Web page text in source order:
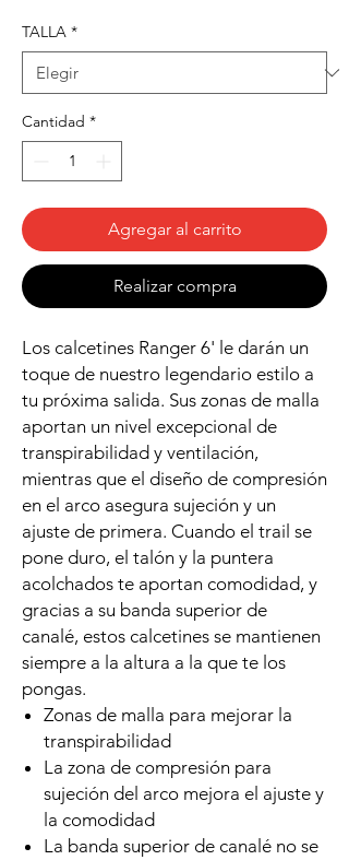
TALLA *
Cantidad *
Agregar al carrito
Realizar compra
Los calcetines Ranger 6' le darán un
toque de nuestro legendario estilo a
tu próxima salida. Sus zonas de malla
aportan un nivel excepcional de
transpirabilidad y ventilación,
mientras que el diseño de compresión
en el arco asegura sujeción y un
ajuste de primera. Cuando el trail se
pone duro, el talón y la puntera
acolchados te aportan comodidad, y
gracias a su banda superior de
canalé, estos calcetines se mantienen
siempre a la altura a la que te los
pongas.
Zonas de malla para mejorar la
transpirabilidad
La zona de compresión para
sujeción del arco mejora el ajuste y
la comodidad
La banda superior de canalé no se